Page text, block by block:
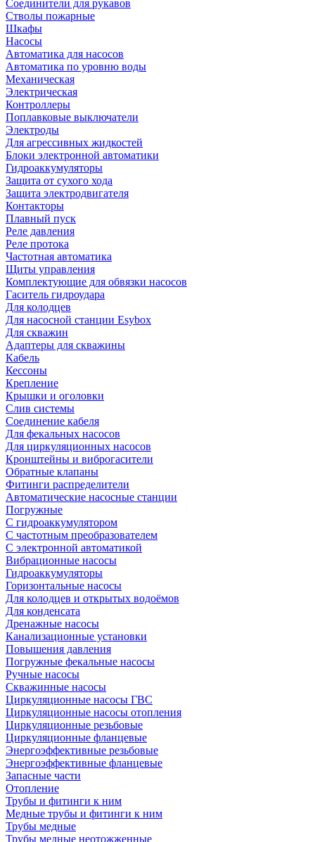
Соединители для рукавов
Стволы пожарные
Шкафы
Насосы
Автоматика для насосов
Автоматика по уровню воды
Механическая
Электрическая
Контроллеры
Поплавковые выключатели
Электроды
Для агрессивных жидкостей
Блоки электронной автоматики
Гидроаккумуляторы
Защита от сухого хода
Защита электродвигателя
Контакторы
Плавный пуск
Реле давления
Реле протока
Частотная автоматика
Щиты управления
Комплектующие для обвязки насосов
Гаситель гидроудара
Для колодцев
Для насосной станции Esybox
Для скважин
Адаптеры для скважины
Кабель
Кессоны
Крепление
Крышки и оголовки
Слив системы
Соединение кабеля
Для фекальных насосов
Для циркуляционных насосов
Кронштейны и виброгасители
Обратные клапаны
Фитинги распределители
Автоматические насосные станции
Погружные
С гидроаккумулятором
С частотным преобразователем
С электронной автоматикой
Вибрационные насосы
Гидроаккумуляторы
Горизонтальные насосы
Для колодцев и открытых водоёмов
Для конденсата
Дренажные насосы
Канализационные установки
Повышения давления
Погружные фекальные насосы
Ручные насосы
Скважинные насосы
Циркуляционные насосы ГВС
Циркуляционные насосы отопления
Циркуляционные резьбовые
Циркуляционные фланцевые
Энергоэффективные резьбовые
Энергоэффективные фланцевые
Запасные части
Отопление
Трубы и фитинги к ним
Медные трубы и фитинги к ним
Трубы медные
Трубы медные неотожженные